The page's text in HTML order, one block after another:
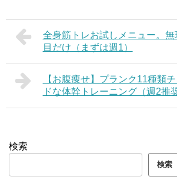
全身筋トレお試しメニュー。
目だけ（まずは週1）
【お腹痩せ】プランク11種類
ドな体幹トレーニング（週2推奨
検索
検索